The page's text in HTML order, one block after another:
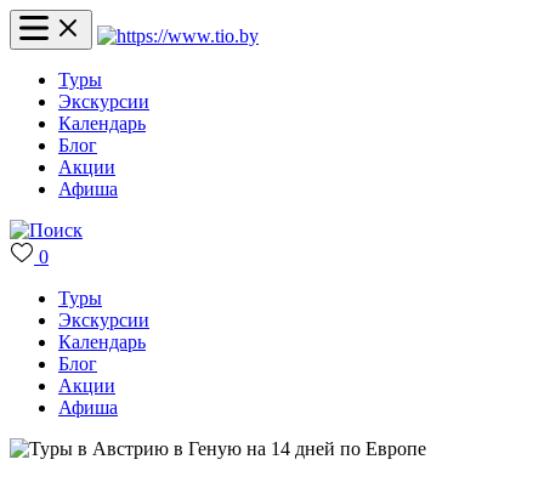
Туры
Экскурсии
Календарь
Блог
Акции
Афиша
0
Туры
Экскурсии
Календарь
Блог
Акции
Афиша